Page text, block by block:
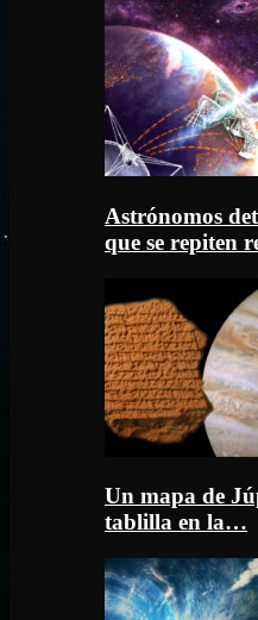
Astrónomos
que se repiten
Un mapa de
tablilla en la…